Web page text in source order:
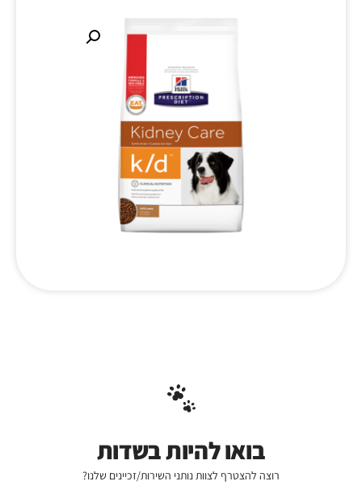
בואו להיות בשדות
רוצה להצטרף לצוות נותני השירות/זכיינים שלנו?